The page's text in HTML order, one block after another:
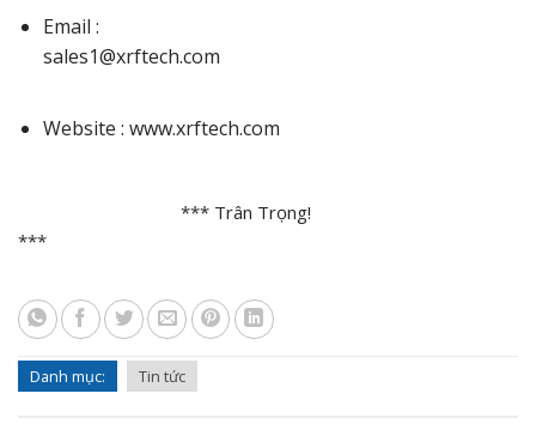
Email :
Website : www.xrftech.com
*** Trân Trọng!
***
Danh mục: Tin tức